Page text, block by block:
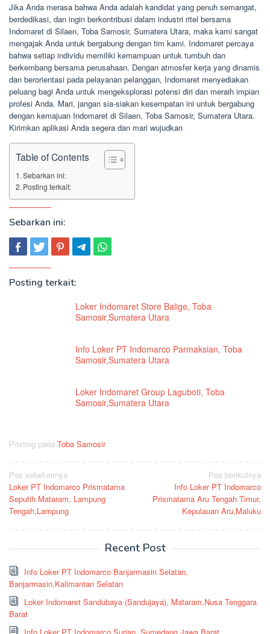
Jika Anda merasa bahwa Anda adalah kandidat yang penuh semangat,
berdedikasi, dan ingin berkontribusi dalam industri ritel bersama
Indomaret di Silaen, Toba Samosir, Sumatera Utara, maka kami sangat
mengajak Anda untuk bergabung dengan tim kami. Indomaret percaya
bahwa setiap individu memiliki kemampuan untuk tumbuh dan
berkembang bersama perusahaan. Dengan atmosfer kerja yang dinamis
dan berorientasi pada pelayanan pelanggan, Indomaret menyediakan
peluang bagi Anda untuk mengeksplorasi potensi diri dan meraih impian
profesi Anda. Mari, jangan sia-siakan kesempatan ini untuk bergabung
dengan kemajuan Indomaret di Silaen, Toba Samosir, Sumatera Utara.
Kirimkan aplikasi Anda segera dan mari wujudkan
Table of Contents
Sebarkan ini:
Posting terkait:
Sebarkan ini:
Posting terkait:
Loker Indomaret Store Balige, Toba
Samosir,Sumatera Utara
Info Loker PT Indomarco Parmaksian, Toba
Samosir,Sumatera Utara
Loker Indomaret Group Laguboti, Toba
Samosir,Sumatera Utara
Posting pada Toba Samosir
Navigasi
pos
Pos sebelumnya
Loker PT Indomarco Prismatama
Seputih Mataram, Lampung
Tengah,Lampung
Pos berikutnya
Info Loker PT Indomarco
Prismatama Aru Tengah Timur,
Kepulauan Aru,Maluku
Recent Post
Info Loker PT Indomarco Banjarmasin Selatan,
Banjarmasin,Kalimantan Selatan
Loker Indomaret Sandubaya (Sandujaya), Mataram,Nusa Tenggara
Barat